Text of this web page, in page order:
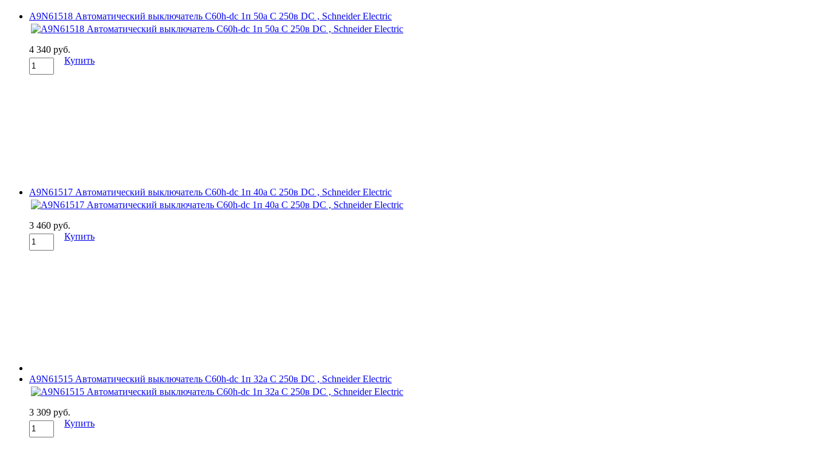
A9N61518 Автоматический выключатель C60h-dc 1п 50а C 250в DC , Schneider Electric
4 340 руб.
Купить
A9N61517 Автоматический выключатель C60h-dc 1п 40а C 250в DC , Schneider Electric
3 460 руб.
Купить
A9N61515 Автоматический выключатель C60h-dc 1п 32а C 250в DC , Schneider Electric
3 309 руб.
Купить